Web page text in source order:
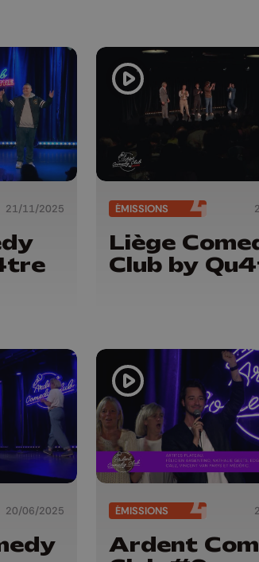
21/11/2025 ÉMISSIONS
Liège
Club by
20/06/2025 ÉMISSIONS
Ardent